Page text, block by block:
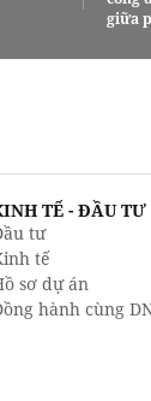
giữa
TẾ - ĐẦU TƯ
tư
tế
sơ dự án
hành cùng